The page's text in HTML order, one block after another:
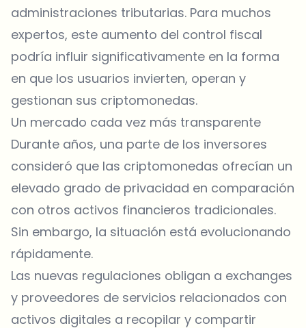
administraciones tributarias. Para muchos
expertos, este aumento del control fiscal
podría influir significativamente en la forma
en que los usuarios invierten, operan y
gestionan sus criptomonedas.
Un mercado cada vez más transparente
Durante años, una parte de los inversores
consideró que las criptomonedas ofrecían un
elevado grado de privacidad en comparación
con otros activos financieros tradicionales.
Sin embargo, la situación está evolucionando
rápidamente.
Las nuevas regulaciones obligan a exchanges
y proveedores de servicios relacionados con
activos digitales a recopilar y compartir